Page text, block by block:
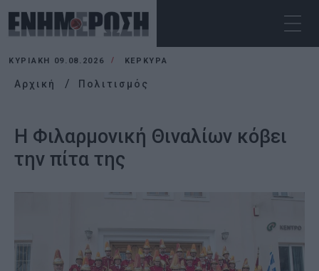
ΚΥΡΙΑΚΉ 09.08.2026 ΚΕΡΚΥΡΑ
Αρχική Πολιτισμός
Η Φιλαρμονική Θιναλίων κόβει
την πίτα της